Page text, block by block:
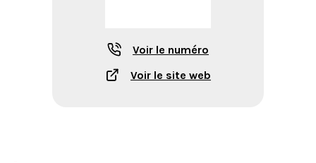
Voir le numéro
Voir le site web